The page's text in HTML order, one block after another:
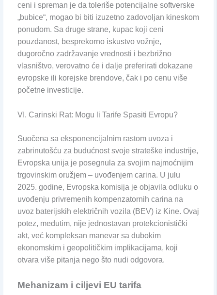
ceni i spreman je da toleriše potencijalne softverske
„bubice“, mogao bi biti izuzetno zadovoljan kineskom
ponudom. Sa druge strane, kupac koji ceni
pouzdanost, besprekorno iskustvo vožnje,
dugoročno zadržavanje vrednosti i bezbrižno
vlasništvo, verovatno će i dalje preferirati dokazane
evropske ili korejske brendove, čak i po cenu više
početne investicije.
VI. Carinski Rat: Mogu li Tarife Spasiti Evropu?
Suočena sa eksponencijalnim rastom uvoza i
zabrinutošću za budućnost svoje strateške industrije,
Evropska unija je posegnula za svojim najmoćnijim
trgovinskim oružjem – uvođenjem carina. U julu
2025. godine, Evropska komisija je objavila odluku o
uvođenju privremenih kompenzatornih carina na
uvoz baterijskih električnih vozila (BEV) iz Kine. Ovaj
potez, međutim, nije jednostavan protekcionistički
akt, već kompleksan manevar sa dubokim
ekonomskim i geopolitičkim implikacijama, koji
otvara više pitanja nego što nudi odgovora.
Mehanizam i ciljevi EU tarifa